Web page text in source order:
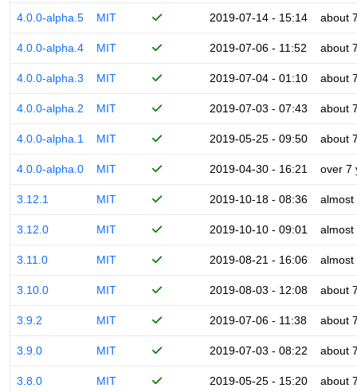
4.0.0-alpha.5 MIT 2019-07-14 - 15:14 about
4.0.0-alpha.4 MIT 2019-07-06 - 11:52 about
4.0.0-alpha.3 MIT 2019-07-04 - 01:10 about
4.0.0-alpha.2 MIT 2019-07-03 - 07:43 about
4.0.0-alpha.1 MIT 2019-05-25 - 09:50 about
4.0.0-alpha.0 MIT 2019-04-30 - 16:21 over 7
3.12.1 MIT 2019-10-18 - 08:36 almost
3.12.0 MIT 2019-10-10 - 09:01 almost
3.11.0 MIT 2019-08-21 - 16:06 almost
3.10.0 MIT 2019-08-03 - 12:08 about
3.9.2 MIT 2019-07-06 - 11:38 about
3.9.0 MIT 2019-07-03 - 08:22 about
3.8.0 MIT 2019-05-25 - 15:20 about